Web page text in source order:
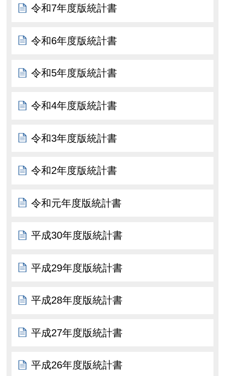
令和7年度版統計書
令和6年度版統計書
令和5年度版統計書
令和4年度版統計書
令和3年度版統計書
令和2年度版統計書
令和元年度版統計書
平成30年度版統計書
平成29年度版統計書
平成28年度版統計書
平成27年度版統計書
平成26年度版統計書